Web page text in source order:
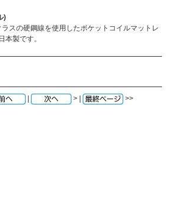
)
スの硬鋼線を使用したポケットコイルマットレ
本製です。
> | >>